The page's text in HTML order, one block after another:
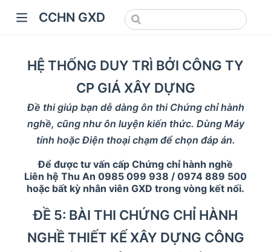
CCHN GXD
HỆ THỐNG DUY TRÌ BỞI CÔNG TY
CP GIÁ XÂY DỰNG
Đề thi giúp bạn dễ dàng ôn thi Chứng chỉ hành
nghề, cũng như ôn luyện kiến thức. Dùng Máy
tính hoặc Điện thoại chạm để chọn đáp án.
Để được tư vấn cấp Chứng chỉ hành nghề
Liên hệ Thu An 0985 099 938 / 0974 889 500
hoặc bất kỳ nhân viên GXD trong vòng kết nối.
ĐỀ 5: BÀI THI CHỨNG CHỈ HÀNH
NGHỀ THIẾT KẾ XÂY DỰNG CÔNG